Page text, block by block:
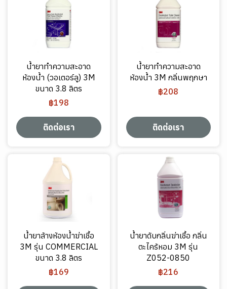
น้ำยาทำความสะอาด
ห้องน้ำ (วอเตอร์ลู) 3M
ขนาด 3.8 ลิตร
฿198
ติดต่อเรา
น้ำยาทำความสะอาด
ห้องน้ำ 3M กลิ่นพฤกษา
฿208
ติดต่อเรา
น้ำยาล้างห้องน้ำฆ่าเชื้อ
3M รุ่น COMMERCIAL
ขนาด 3.8 ลิตร
฿169
น้ำยาดับกลิ่นฆ่าเชื้อ กลิ่น
ตะไคร้หอม 3M รุ่น
Z052-0850
฿216